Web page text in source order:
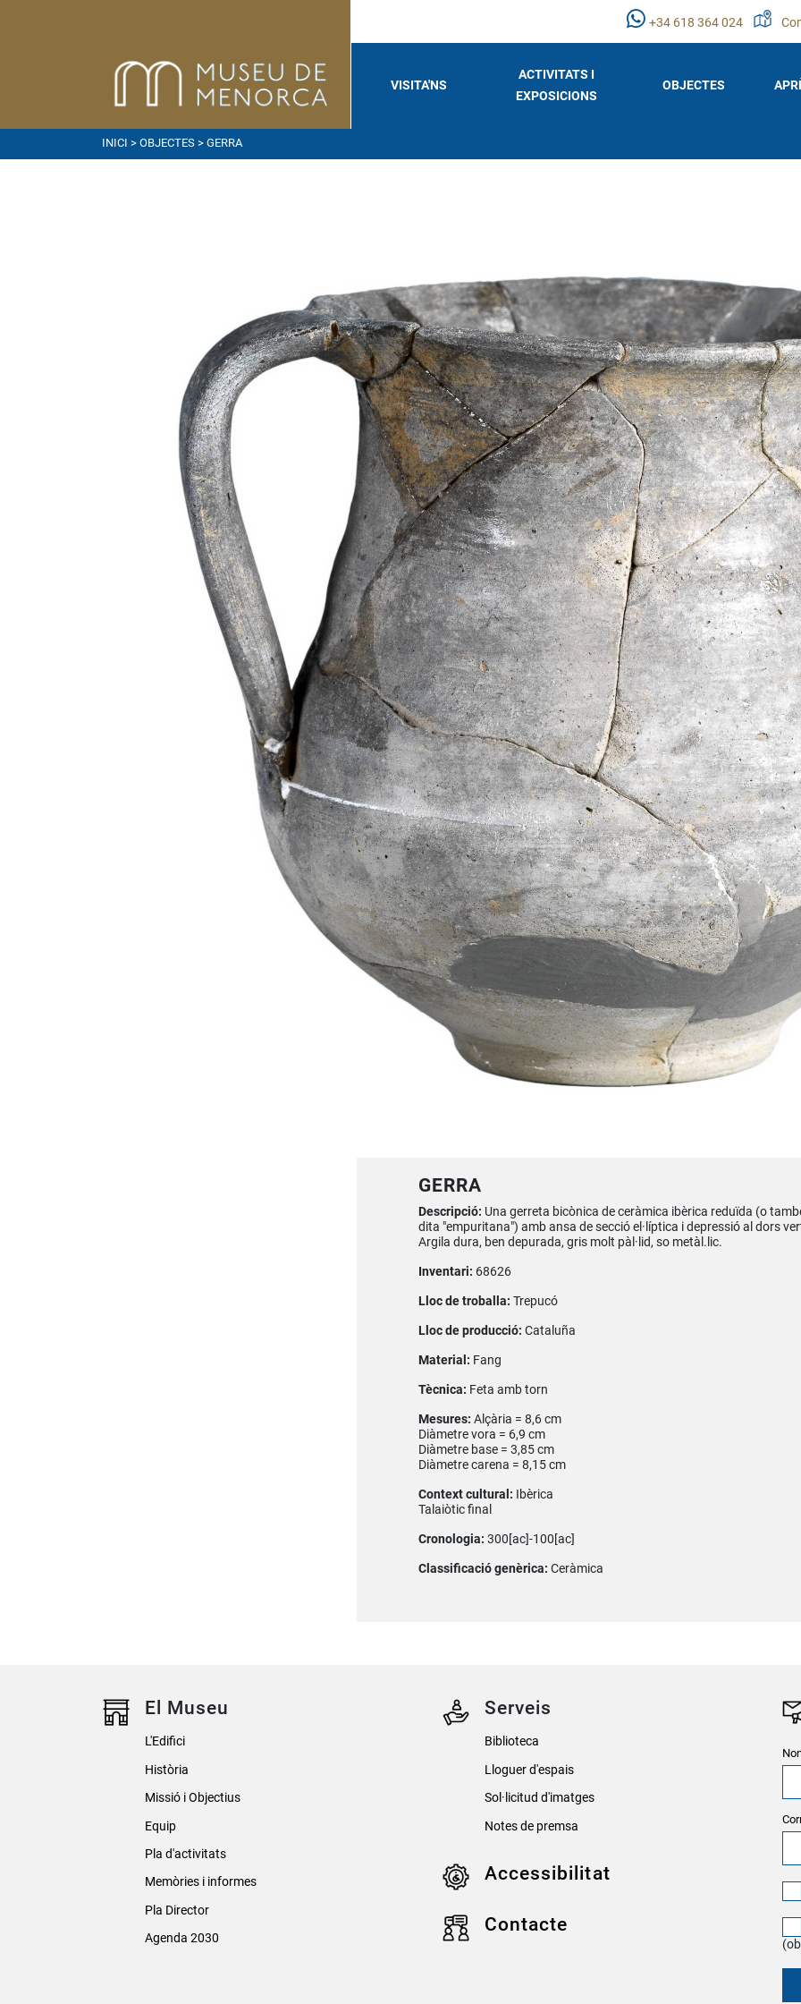
+34 618 364 024
VISITA'NS
ACTIVITATS I
EXPOSICIONS
OBJECTES
INICI > OBJECTES > GERRA
GERRA
Descripció: Una gerreta bicònica de ceràmica ibèrica reduïda (o
dita "empuritana") amb ansa de secció el·líptica i depressió al dors
Argila dura, ben depurada, gris molt pàl·lid, so metàl.lic.
Inventari: 68626
Lloc de troballa: Trepucó
Lloc de producció: Cataluña
Material: Fang
Tècnica: Feta amb torn
Mesures: Alçària = 8,6 cm
Diàmetre vora = 6,9 cm
Diàmetre base = 3,85 cm
Diàmetre carena = 8,15 cm
Context cultural: Ibèrica
Talaiòtic final
Cronologia: 300[ac]-100[ac]
Classificació genèrica: Ceràmica
El Museu
L'Edifici
Història
Missió i Objectius
Equip
Pla d'activitats
Memòries i informes
Pla Director
Agenda 2030
Serveis
Biblioteca
Lloguer d'espais
Sol·licitud d'imatges
Notes de premsa
Accessibilitat
Contacte